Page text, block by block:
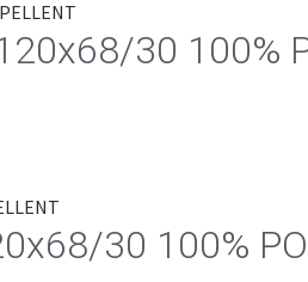
30 100%
30 100%